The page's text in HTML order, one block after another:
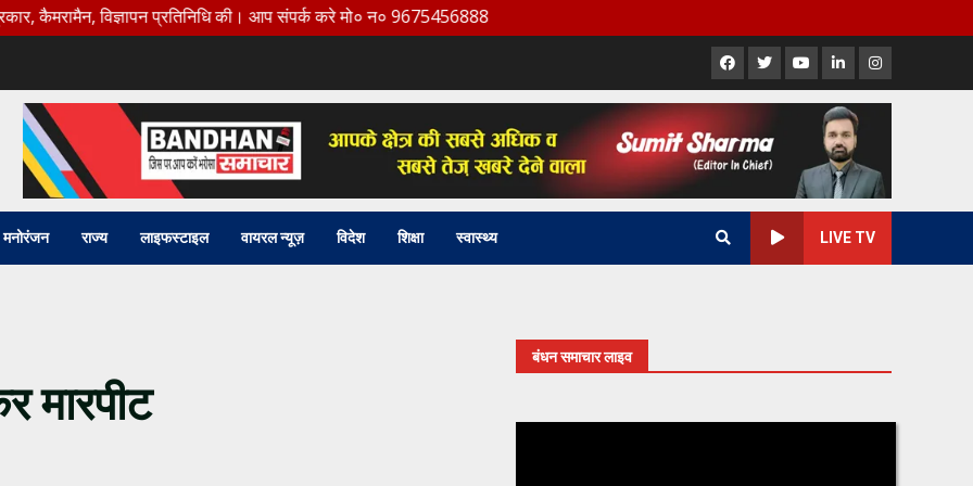
प्रतिनिधि की। आप संपर्क करे मो० न० 9675456888
Facebook
X YoutubeLinkedInInstagram
मनोरंजन राज्य लाइफस्टाइल वायरल न्यूज़ विदेश शिक्षा स्वास्थ्य LIVE TV
मारपीट
बंधन समाचार लाइव